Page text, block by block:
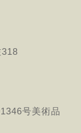
号美術品